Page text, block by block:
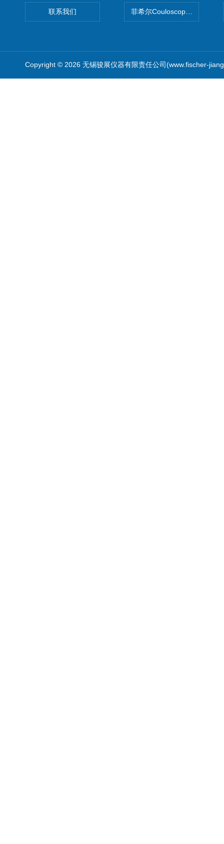
联系我们 菲希尔Couloscope CMS2电
Copyright © 2026 无锡骏展仪器有限责任公司(www.fischer-